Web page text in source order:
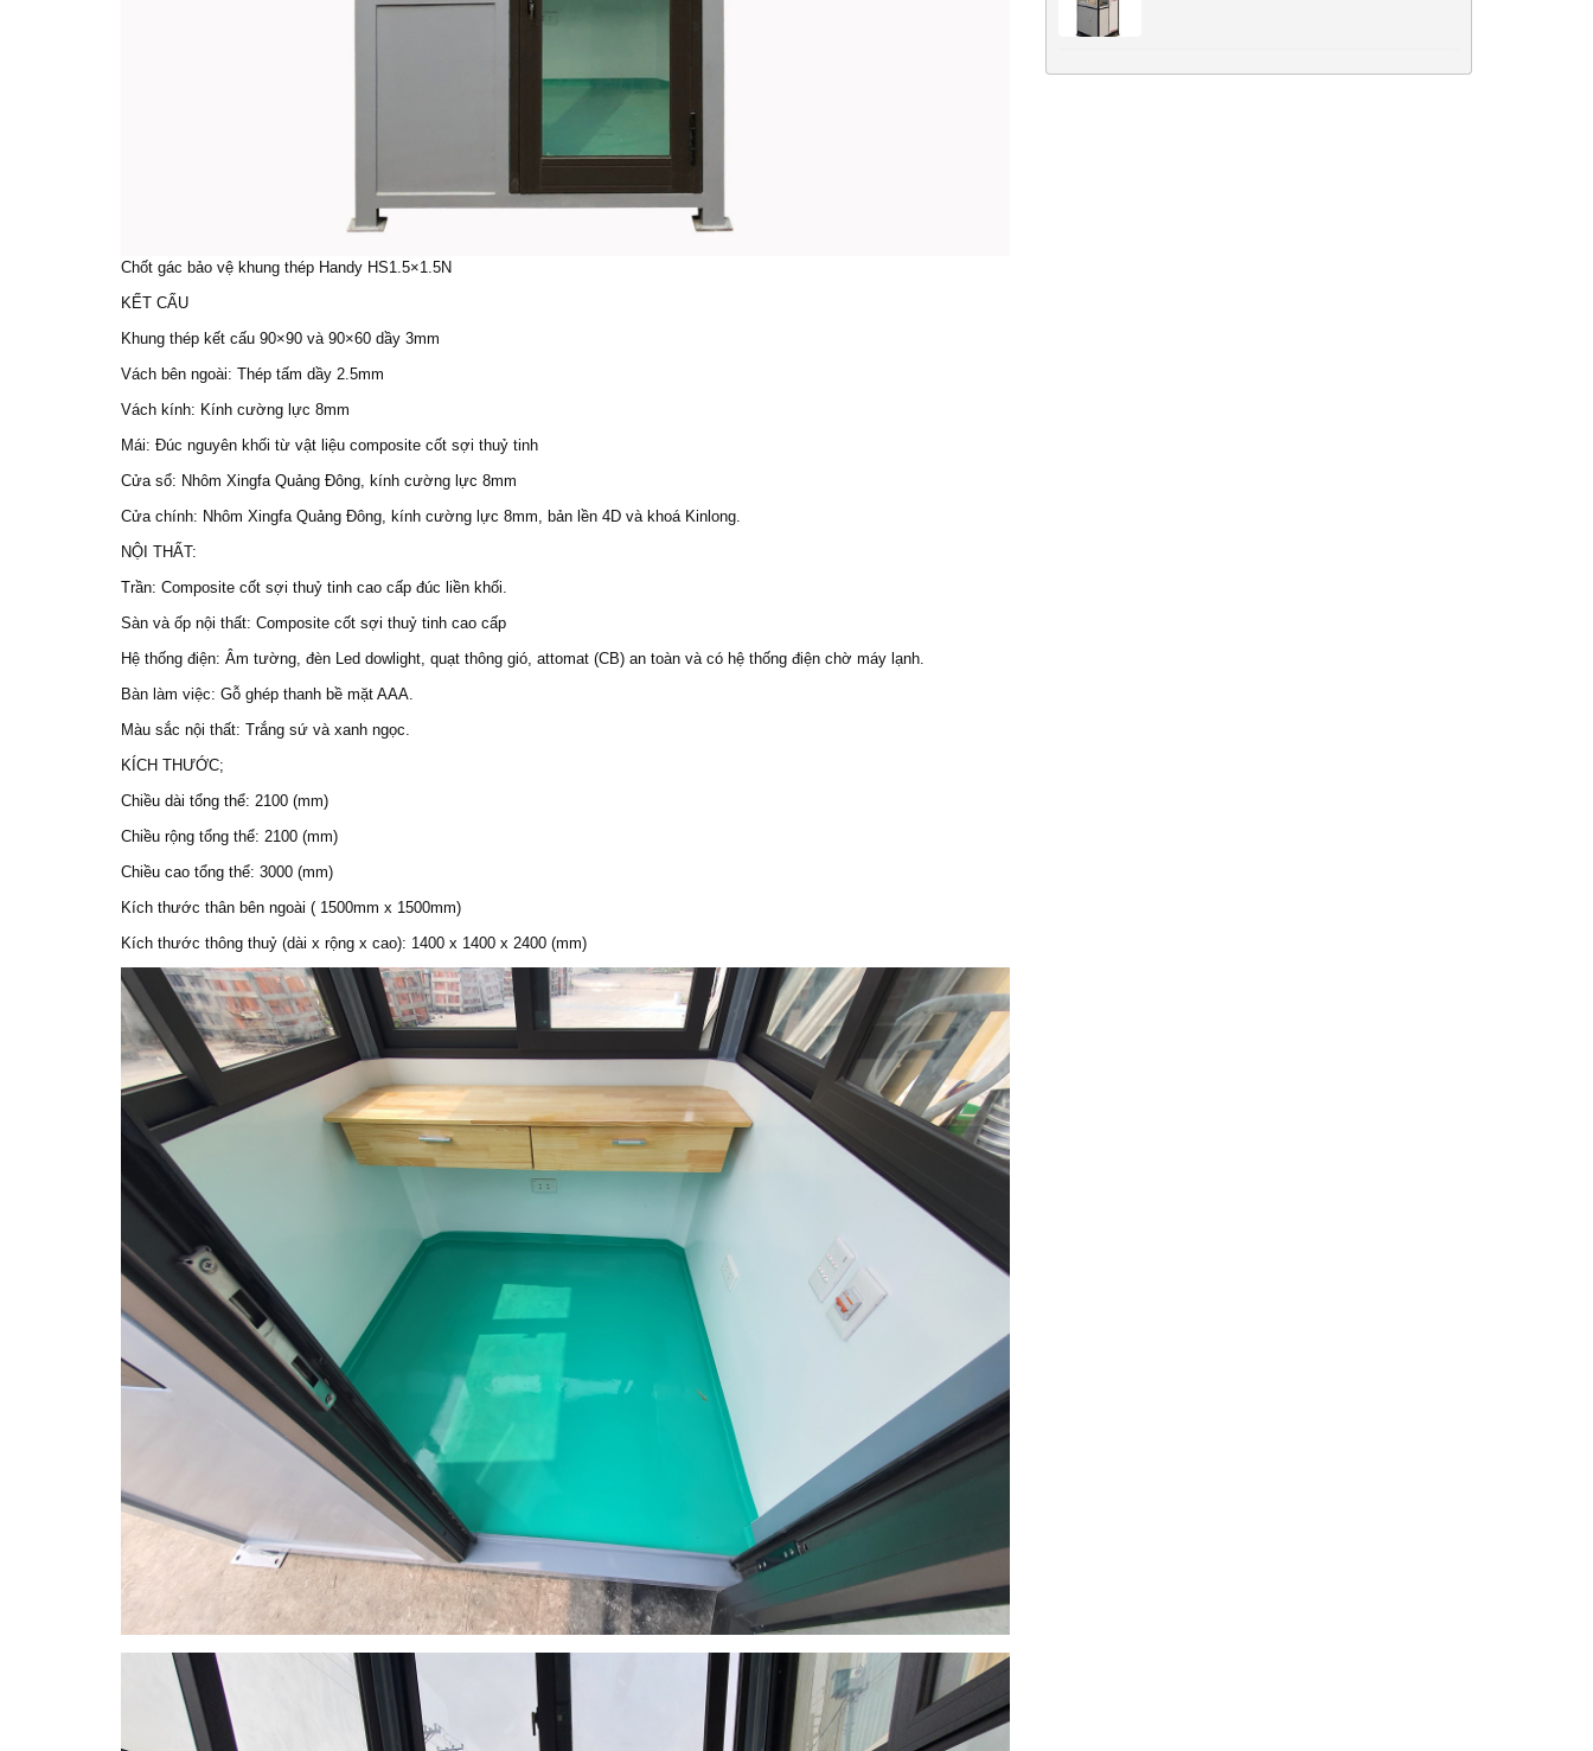
Chốt gác bảo vệ khung thép Handy HS1.5×1.5N
KẾT CẤU
Khung thép kết cấu 90×90 và 90×60 dầy 3mm
Vách bên ngoài: Thép tấm dầy 2.5mm
Vách kính: Kính cường lực 8mm
Mái: Đúc nguyên khối từ vật liệu composite cốt sợi thuỷ tinh
Cửa sổ: Nhôm Xingfa Quảng Đông, kính cường lực 8mm
Cửa chính: Nhôm Xingfa Quảng Đông, kính cường lực 8mm, bản lền 4D và khoá Kinlong.
NỘI THẤT:
Trần: Composite cốt sợi thuỷ tinh cao cấp đúc liền khối.
Sàn và ốp nội thất: Composite cốt sợi thuỷ tinh cao cấp
Hệ thống điện: Âm tường, đèn Led dowlight, quạt thông gió, attomat (CB) an toàn và có hệ thống điện chờ máy lạnh.
Bàn làm việc: Gỗ ghép thanh bề mặt AAA.
Màu sắc nội thất: Trắng sứ và xanh ngọc.
KÍCH THƯỚC;
Chiều dài tổng thể: 2100 (mm)
Chiều rộng tổng thể: 2100 (mm)
Chiều cao tổng thể: 3000 (mm)
Kích thước thân bên ngoài ( 1500mm x 1500mm)
Kích thước thông thuỷ (dài x rộng x cao): 1400 x 1400 x 2400 (mm)